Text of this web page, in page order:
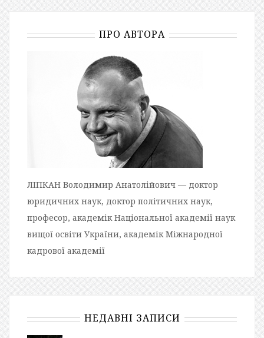
ПРО АВТОРА
ЛІПКАН Володимир Анатолійович — доктор
юридичних наук, доктор політичних наук,
професор, академік Національної академії наук
вищої освіти України, академік Міжнародної
кадрової академії
НЕДАВНІ ЗАПИСИ